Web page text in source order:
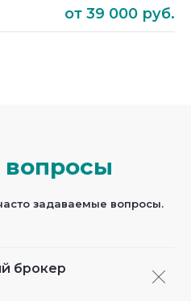
от 39 000 руб.
задаваемые вопросы.
брокер